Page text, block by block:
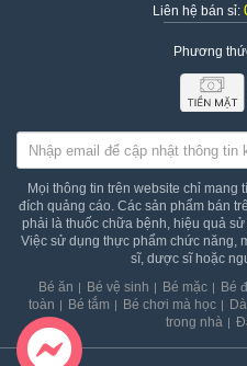
Liên hệ bán sỉ:
Phương
Mọi thông tin trên website chỉ mang
đích quảng cáo. Các sản phẩm bán
phải là thuốc chữa bệnh, hiệu quả
Việc sử dụng thực phẩm chức năng,
sĩ, dược sĩ hoặc
Bé ăn
Bé vệ sinh Bé mặc Bé
toàn
Bé tắm Bé chơi mà học
trong nhà